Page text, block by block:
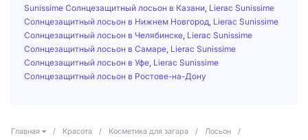
Sunissime Солнцезащитный лосьон в Казани Lierac Sunissime
Солнцезащитный лосьон в Нижнем Новгород Lierac Sunissime
Солнцезащитный лосьон в Челябинске Lierac Sunissime
Солнцезащитный лосьон в Самаре Lierac Sunissime
Солнцезащитный лосьон в Уфе Lierac Sunissime
Солнцезащитный лосьон в Ростове-на-Дону
Главная / Красота / Косметика для загара / Лосьон
/